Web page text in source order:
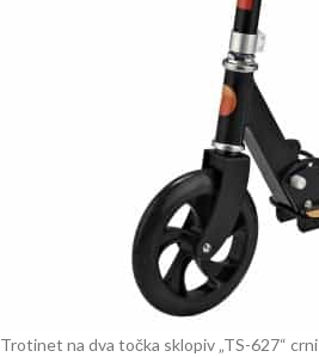
Trotinet na dva točka sklopiv „TS-627“ crni